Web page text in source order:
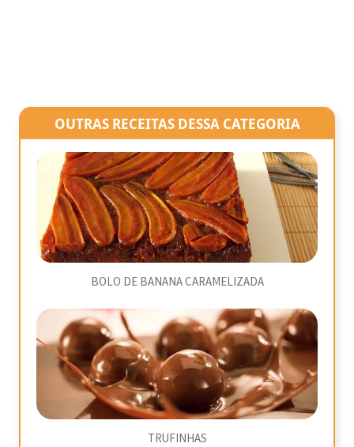
OUTRAS RECEITAS DESSA CATEGORIA
BOLO DE BANANA CARAMELIZADA
TRUFINHAS